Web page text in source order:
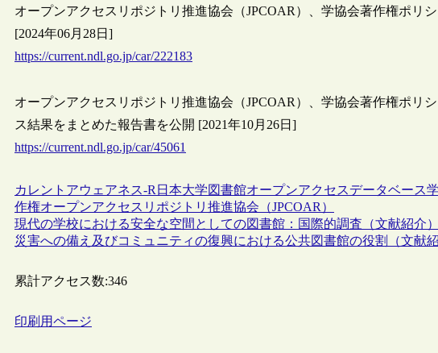
オープンアクセスリポジトリ推進協会（JPCOAR）、学協会著作権ポリ
[2024年06月28日]
https://current.ndl.go.jp/car/222183
オープンアクセスリポジトリ推進協会（JPCOAR）、学協会著作権ポリ
ス結果をまとめた報告書を公開 [2021年10月26日]
https://current.ndl.go.jp/car/45061
カレントアウェアネス-R 日本大学図書館オープンアクセスデータベース
作権オープンアクセスリポジトリ推進協会（JPCOAR）
現代の学校における安全な空間としての図書館：国際的調査（文献紹介）
災害への備え及びコミュニティの復興における公共図書館の役割（文献紹
累計アクセス数:346
印刷用ページ